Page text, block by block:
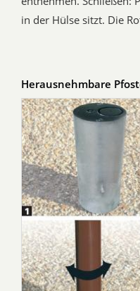
in der Hülse sitzt. Die
Herausnehmbare